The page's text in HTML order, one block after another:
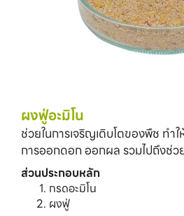
ผงฟู่อะมิโน
ช่วยในการเจริญเติบโตของพืช ท
การออกดอก ออกผล รวมไปถึง
ส่วนประกอบหลัก
กรดอะมิโน
ผงฟู่
Portuguese
French
Russian